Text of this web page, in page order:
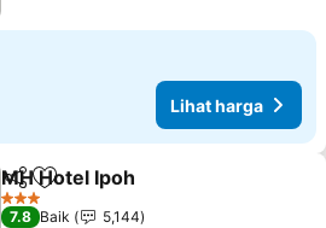
Lihat harga
KongsiTambah ke favorit
MH Hotel Ipoh
3 Bintang
7.8 Baik
5,144